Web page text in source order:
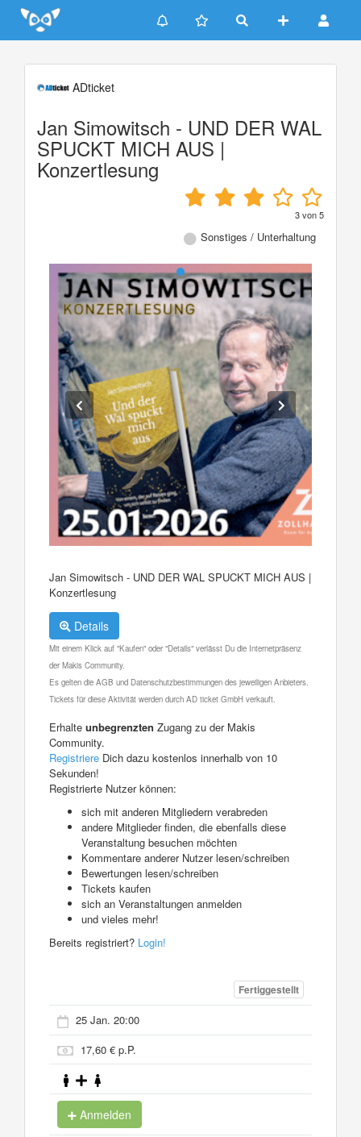
Update cookies preferences
ADticket
Jan Simowitsch - UND DER WAL
SPUCKT MICH AUS |
Konzertlesung
3von5
Sonstiges / Unterhaltung
Jan Simowitsch - UND DER WAL SPUCKT MICH AUS |
Konzertlesung
Details
Mit einem Klick auf "Kaufen" oder "Details" verlässt Du die Internetpräsenz
der Makis Community.
Es gelten die AGB und Datenschutzbestimmungen des jeweiligen Anbieters.
Tickets für diese Aktivität werden durch AD ticket GmbH verkauft.
Erhalte unbegrenzten Zugang zu der Makis
Community.
Registriere Dich dazu kostenlos innerhalb von 10
Sekunden!
Registrierte Nutzer können:
sich mit anderen Mitgliedern verabreden
andere Mitglieder finden, die ebenfalls diese
Veranstaltung besuchen möchten
Kommentare anderer Nutzer lesen/schreiben
Bewertungen lesen/schreiben
Tickets kaufen
sich an Veranstaltungen anmelden
und vieles mehr!
Bereits registriert? Login!
Fertiggestellt
25 Jan. 20:00
17,60 € p.P.
Anmelden